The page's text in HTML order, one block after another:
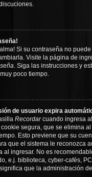
Si su contraseña no
Visite la página de
. Siga las instrucciones y
poco tiempo.
de usuario expira
Recordarcuando ingresa
segura, que se elimina
Esto previene que su
que el sistema le reconozca
al ingresar. No es
e.j. biblioteca, cyber-cafés,
que la administración